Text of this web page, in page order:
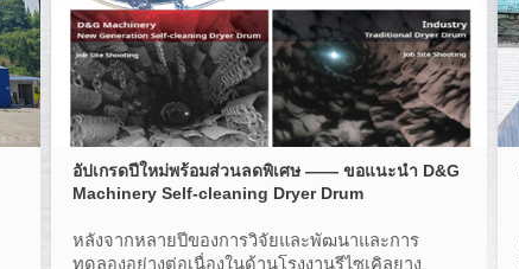
อัปเกรดปีใหม่พร้อมส่วนลดพิเศษ —— ขอแนะนํา D&G
Machinery Self-cleaning Dryer Drum
หลังจากหลายปีของการวิจัยและพัฒนาและการ
ทดลองอย่างต่อเนื่องในด้านโรงงานรีไซเคิลยาง